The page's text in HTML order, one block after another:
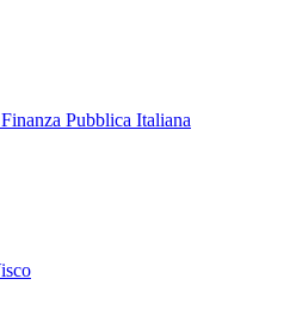
Pubblica Italiana